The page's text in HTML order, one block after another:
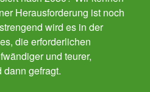
Herausforderung ist noch
wird es in der
die erforderlichen
und teurer,
gefragt.